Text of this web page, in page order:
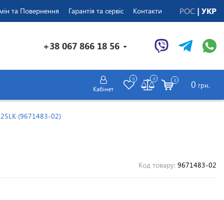
та Повернення Гарантія та сервіс Контакти РОС УКР
+38 067 866 18 56
Кабінет
0 0 0 0 грн.
(9671483-02)
Код товару: 9671483-02